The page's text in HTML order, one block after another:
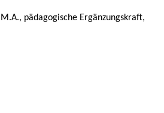
M.A., pädagogische Ergänzungskraft,